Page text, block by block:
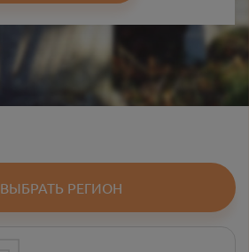
ВЫБРАТЬ РЕГИОН